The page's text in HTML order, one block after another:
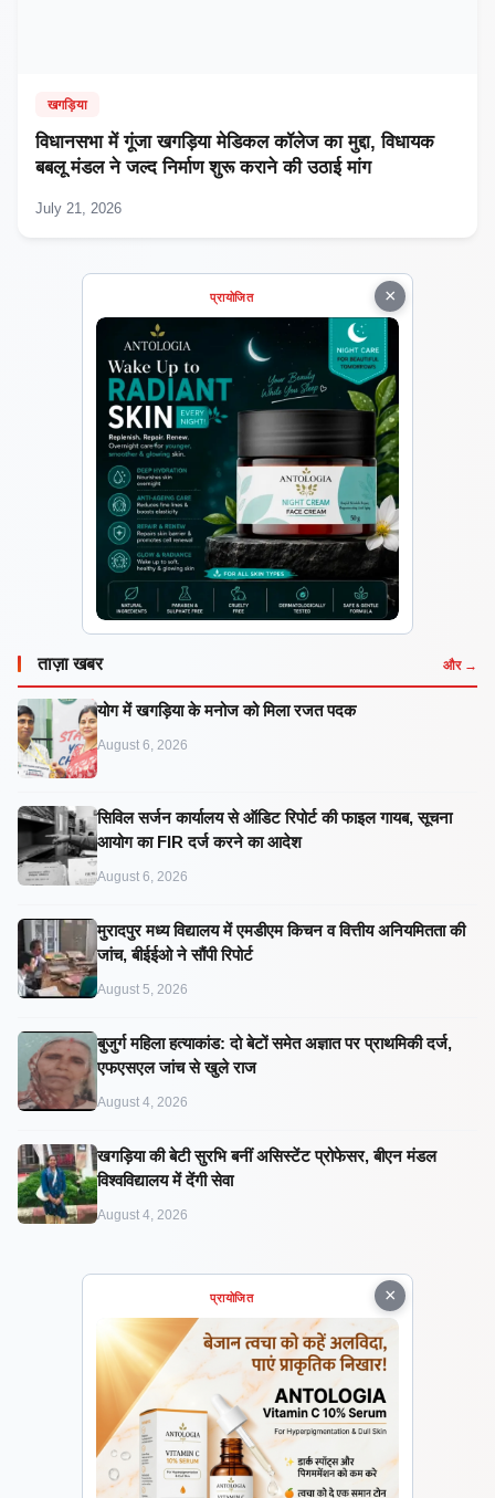
खगड़िया
विधानसभा में गूंजा खगड़िया मेडिकल कॉलेज का मुद्दा, विधायक
बबलू मंडल ने जल्द निर्माण शुरू कराने की उठाई मांग
July 21, 2026
×
प्रायोजित
ताज़ा खबर और →
​योग में खगड़िया के मनोज को मिला रजत पदक
August 6, 2026
सिविल सर्जन कार्यालय से ऑडिट रिपोर्ट की फाइल गायब, सूचना
आयोग का FIR दर्ज करने का आदेश
August 6, 2026
मुरादपुर मध्य विद्यालय में एमडीएम किचन व वित्तीय अनियमितता की
जांच, बीईईओ ने सौंपी रिपोर्ट
August 5, 2026
बुजुर्ग महिला हत्याकांड: दो बेटों समेत अज्ञात पर प्राथमिकी दर्ज,
एफएसएल जांच से खुले राज
August 4, 2026
खगड़िया की बेटी सुरभि बनीं असिस्टेंट प्रोफेसर, बीएन मंडल
विश्वविद्यालय में देंगी सेवा
August 4, 2026
×
प्रायोजित